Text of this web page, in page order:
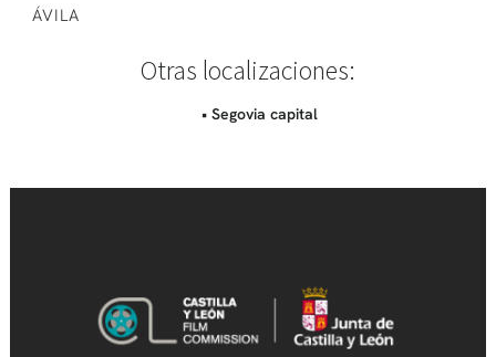
ÁVILA
Otras localizaciones:
• Segovia capital